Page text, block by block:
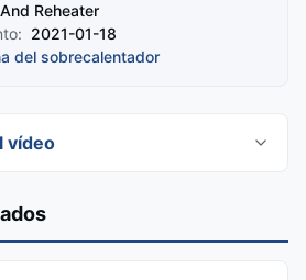
Reheater
2021-01-18
del sobrecalentador
vídeo
recalentador de calderas